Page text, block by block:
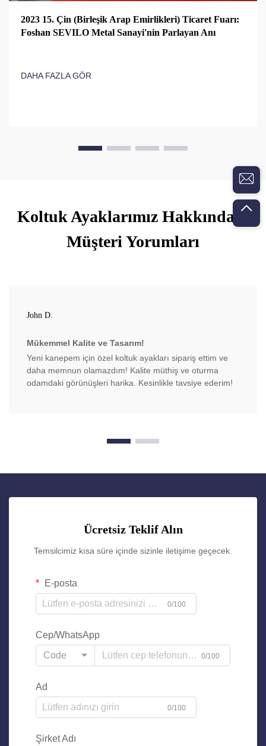
2023 15. Çin (Birleşik Arap Emirlikleri) Ticaret Fuarı:
Foshan SEVILO Metal Sanayi'nin Parlayan Anı
DAHA FAZLA GÖR
Koltuk Ayaklarımız Hakkındaki
Müşteri Yorumları
John D.
Mükemmel Kalite ve Tasarım!
Yeni kanepem için özel koltuk ayakları sipariş ettim ve
daha memnun olamazdım! Kalite müthiş ve oturma
odamdaki görünüşleri harika. Kesinlikle tavsiye ederim!
Ücretsiz Teklif Alın
Temsilcimiz kısa süre içinde sizinle iletişime geçecek.
E-posta
0/100
Cep/WhatsApp
Code
0/100
Ad
0/100
Şirket Adı